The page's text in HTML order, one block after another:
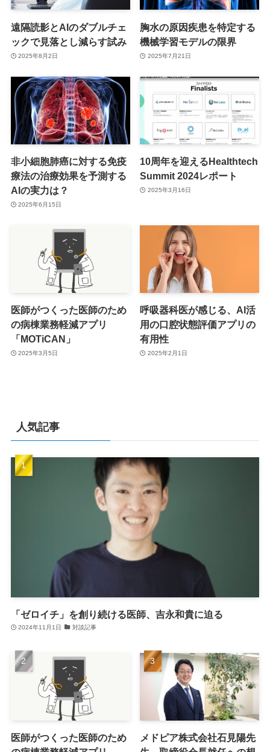
遠隔読影とAIのダブルチェ
ックで見落とし減らす試み
2025年8月2日
胸水の原因疾患を特定する
機械学習モデルの限界
2025年7月21日
非小細胞肺癌に対する免疫
療法の治療効果を予測する
AIの実力は？
2025年6月15日
10周年を迎えるHealthtech
Summit 2024レポート
2025年3月16日
医師がつくった医師のため
の病棟業務軽減アプリ
「MOTiCAN」
2025年3月5日
呼吸器科医が感じる、AI活
用の口腔状態評価アプリの
有用性
2025年2月1日
人気記事
「ゼロイチ」を創り続ける医師、吉永和貴に迫る
2024年11月1日 対談記事
医師がつくった医師のため
メドピア株式会社石見陽先